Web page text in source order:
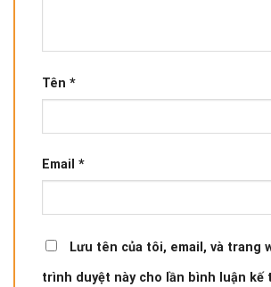
Tên *
Email *
Lưu tên của tôi, email, và trang
trình duyệt này cho lần bình luận kế